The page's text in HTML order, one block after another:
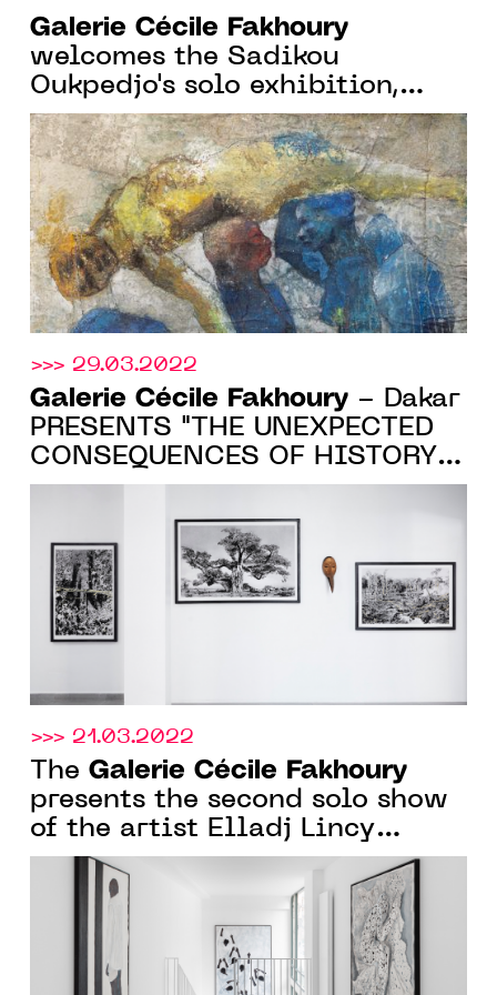
Galerie Cécile Fakhoury
welcomes the Sadikou
Oukpedjo's solo exhibition,
from May 11 to June 18 2022,
in Paris
>>> 29.03.2022
Galerie Cécile Fakhoury - Dakar
PRESENTS "THE UNEXPECTED
CONSEQUENCES OF HISTORY",
A SOLO EXHIBITION BY
DIMITRI FAGBOHOUN, UNTIL
APRIL 30, 2022
>>> 21.03.2022
The Galerie Cécile Fakhoury
presents the second solo show
of the artist Elladj Lincy
Deloumeaux, in Paris, from
March 17th to April 30th 2022